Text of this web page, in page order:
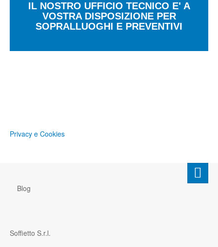
IL NOSTRO UFFICIO TECNICO E' A
VOSTRA DISPOSIZIONE PER
SOPRALLUOGHI E PREVENTIVI
Privacy e Cookies
Blog
Soffietto S.r.l.